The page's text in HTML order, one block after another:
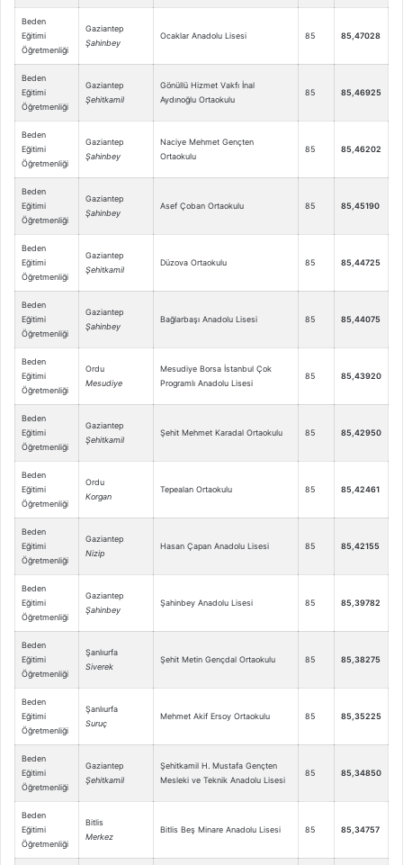
Beden
Eğitimi
Öğretmenliği
Gaziantep
Şahinbey
Ocaklar Anadolu Lisesi 85 85,47028
Beden
Eğitimi
Öğretmenliği
Gaziantep
Şehitkamil
Gönüllü Hizmet Vakfı İnal
Aydınoğlu Ortaokulu
85 85,46925
Beden
Eğitimi
Öğretmenliği
Gaziantep
Şahinbey
Naciye Mehmet Gençten
Ortaokulu
85 85,46202
Beden
Eğitimi
Öğretmenliği
Gaziantep
Şahinbey
Asef Çoban Ortaokulu 85 85,45190
Beden
Eğitimi
Öğretmenliği
Gaziantep
Şehitkamil
Düzova Ortaokulu 85 85,44725
Beden
Eğitimi
Öğretmenliği
Gaziantep
Şahinbey
Bağlarbaşı Anadolu Lisesi 85 85,44075
Beden
Eğitimi
Öğretmenliği
Ordu
Mesudiye
Mesudiye Borsa İstanbul Çok
Programlı Anadolu Lisesi
85 85,43920
Beden
Eğitimi
Öğretmenliği
Gaziantep
Şehitkamil
Şehit Mehmet Karadal Ortaokulu 85 85,42950
Beden
Eğitimi
Öğretmenliği
Ordu
Korgan
Tepealan Ortaokulu 85 85,42461
Beden
Eğitimi
Öğretmenliği
Gaziantep
Nizip
Hasan Çapan Anadolu Lisesi 85 85,42155
Beden
Eğitimi
Öğretmenliği
Gaziantep
Şahinbey
Şahinbey Anadolu Lisesi 85 85,39782
Beden
Eğitimi
Öğretmenliği
Şanlıurfa
Siverek
Şehit Metin Gençdal Ortaokulu 85 85,38275
Beden
Eğitimi
Öğretmenliği
Şanlıurfa
Suruç
Mehmet Akif Ersoy Ortaokulu 85 85,35225
Beden
Eğitimi
Öğretmenliği
Gaziantep
Şehitkamil
Şehitkamil H. Mustafa Gençten
Mesleki ve Teknik Anadolu Lisesi
85 85,34850
Beden
Eğitimi
Öğretmenliği
Bitlis
Merkez
Bitlis Beş Minare Anadolu Lisesi 85 85,34757